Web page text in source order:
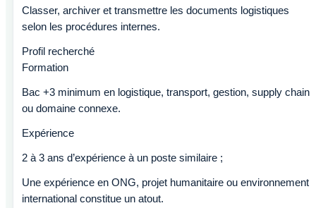
Classer, archiver et transmettre les documents logistiques
selon les procédures internes.
Profil recherché
Formation
Bac +3 minimum en logistique, transport, gestion, supply chain
ou domaine connexe.
Expérience
2 à 3 ans d’expérience à un poste similaire ;
Une expérience en ONG, projet humanitaire ou environnement
international constitue un atout.